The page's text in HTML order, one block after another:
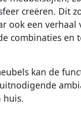
creëren. Dit
ook een
combinaties en
kan de
huis.